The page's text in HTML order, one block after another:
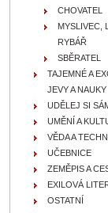
CHOVATEL
MYSLIVEC,
RYBÁŘ
SBĚRATEL
TAJEMNÉ A
JEVY A NAUKY
UDĚLEJ SI
UMĚNÍ A
VĚDA A
UČEBNICE
ZEMĚPIS A
EXILOVÁ
OSTATNÍ